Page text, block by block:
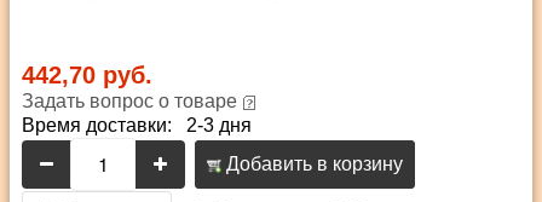
442,70 руб.
Задать вопрос о товаре
Время доставки: 2-3 дня
Добавить в корзину